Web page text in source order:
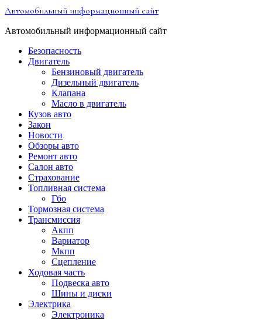
Перейти
содержимому
Автомобильный информационный сайт
Автомобильный информационный сайт
Безопасность
Двигатель
Бензиновый двигатель
Дизельный двигатель
Клапана
Масло в двигатель
Кузов авто
Закон
Новости
Обзоры авто
Ремонт авто
Салон авто
Страхование
Топливная система
Гбо
Тормозная система
Трансмиссия
Акпп
Вариатор
Мкпп
Сцепление
Ходовая часть
Подвеска авто
Шины и диски
Электрика
Электроника